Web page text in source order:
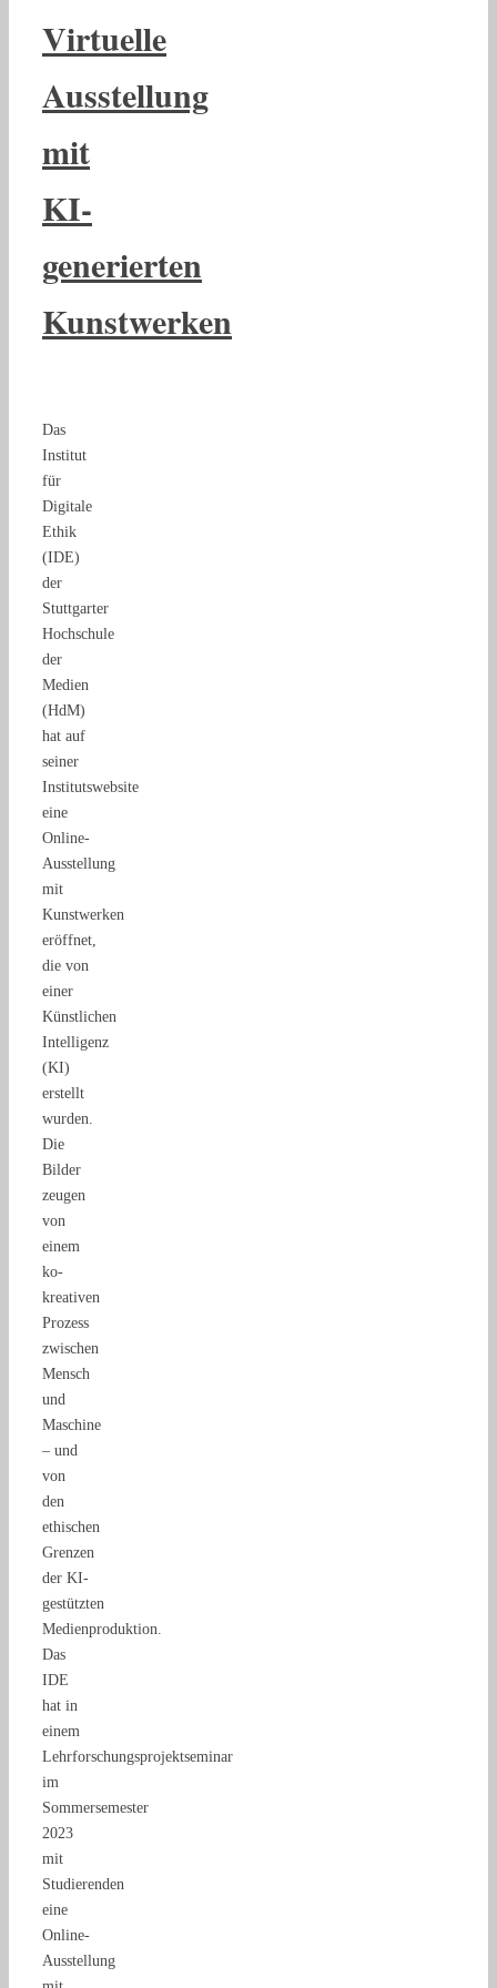
Virtuelle
Ausstellung
mit
KI-
generierten
Kunstwerken
Das
Institut
für
Digitale
Ethik
(IDE)
der
Stuttgarter
Hochschule
der
Medien
(HdM)
hat auf
seiner
Institutswebsite
eine
Online-
Ausstellung
mit
Kunstwerken
eröffnet,
die von
einer
Künstlichen
Intelligenz
(KI)
erstellt
wurden.
Die
Bilder
zeugen
von
einem
ko-
kreativen
Prozess
zwischen
Mensch
und
Maschine
– und
von
den
ethischen
Grenzen
der KI-
gestützten
Medienproduktion.
Das
IDE
hat in
einem
Lehrforschungsprojektseminar
im
Sommersemester
2023
mit
Studierenden
eine
Online-
Ausstellung